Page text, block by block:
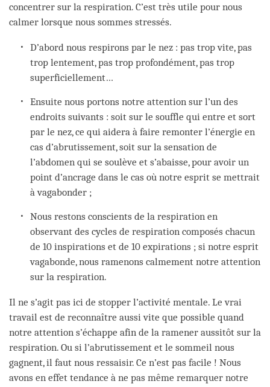
concentrer sur la respiration. C’est très utile pour nous
calmer lorsque nous sommes stressés.
D’abord nous respirons par le nez : pas trop vite, pas
trop lentement, pas trop profondément, pas trop
superficiellement…
Ensuite nous portons notre attention sur l’un des
endroits suivants : soit sur le souffle qui entre et sort
par le nez, ce qui aidera à faire remonter l’énergie en
cas d’abrutissement, soit sur la sensation de
l’abdomen qui se soulève et s’abaisse, pour avoir un
point d’ancrage dans le cas où notre esprit se mettrait
à vagabonder ;
Nous restons conscients de la respiration en
observant des cycles de respiration composés chacun
de 10 inspirations et de 10 expirations ; si notre esprit
vagabonde, nous ramenons calmement notre attention
sur la respiration.
Il ne s’agit pas ici de stopper l’activité mentale. Le vrai
travail est de reconnaître aussi vite que possible quand
notre attention s’échappe afin de la ramener aussitôt sur la
respiration. Ou si l’abrutissement et le sommeil nous
gagnent, il faut nous ressaisir. Ce n’est pas facile ! Nous
avons en effet tendance à ne pas même remarquer notre